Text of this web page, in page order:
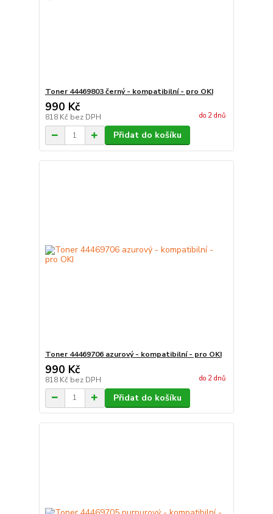
Toner 44469803 černý - kompatibilní - pro OKI
990 Kč
818 Kč bez DPH do 2 dnů
Přidat do košíku
Toner 44469706 azurový - kompatibilní - pro OKI
990 Kč
818 Kč bez DPH do 2 dnů
Přidat do košíku